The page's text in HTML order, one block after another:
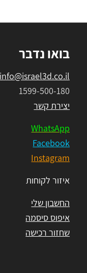
בואו נדבר
info@israel3d.co.il
1599-500-180
יצירת קשר
WhatsApp
Facebook
Instagram
איזור לקוחות
החשבון שלי
איפוס סיסמה
שחזור רכישה